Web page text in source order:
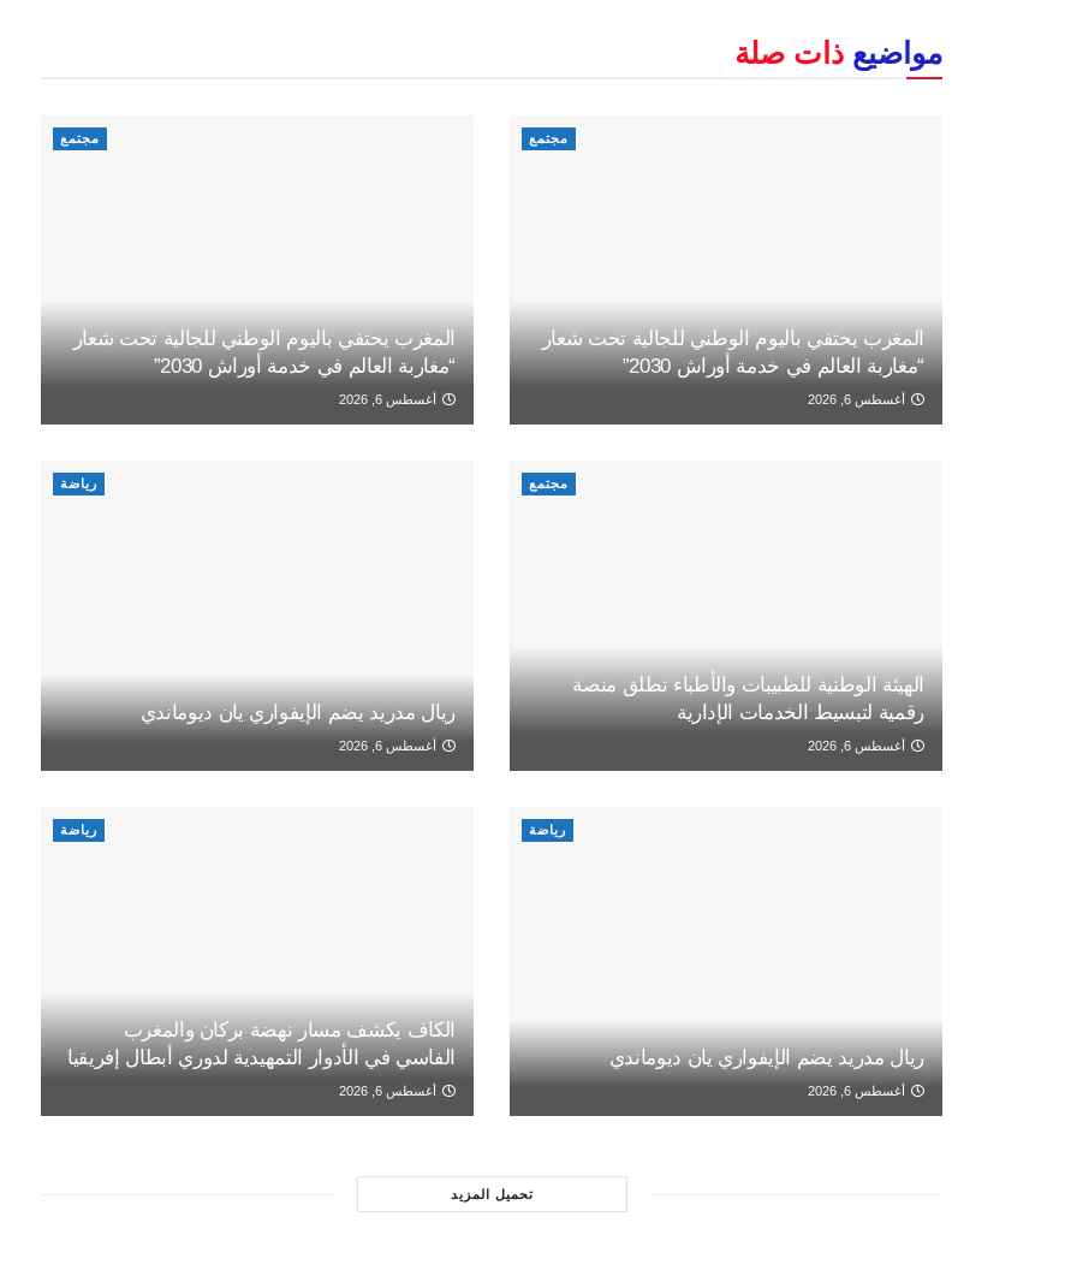
مواضيع ذات صلة
مجتمع
المغرب يحتفي باليوم الوطني للجالية تحت شعار
“مغاربة العالم في خدمة أوراش 2030”
أغسطس 6, 2026
مجتمع
المغرب يحتفي باليوم الوطني للجالية تحت شعار
“مغاربة العالم في خدمة أوراش 2030”
أغسطس 6, 2026
مجتمع
الهيئة الوطنية للطبيبات والأطباء تطلق منصة
رقمية لتبسيط الخدمات الإدارية
أغسطس 6, 2026
رياضة
ريال مدريد يضم الإيفواري يان ديوماندي
أغسطس 6, 2026
رياضة
ريال مدريد يضم الإيفواري يان ديوماندي
أغسطس 6, 2026
رياضة
الكاف يكشف مسار نهضة بركان والمغرب
الفاسي في الأدوار التمهيدية لدوري أبطال إفريقيا
أغسطس 6, 2026
تحميل المزيد